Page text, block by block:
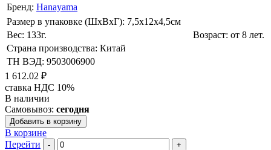
Бренд: Hanayama
Размер в упаковке (ШхВxГ): 7,5х12х4,5cм
Вес: 133г.
Возраст: от 8 лет.
Страна производства: Китай
ТН ВЭД: 9503006900
1 612.02 ₽
ставка НДС 10%
В наличии
Самовывоз: сегодня
Добавить в корзину
В корзине
Перейти
- +